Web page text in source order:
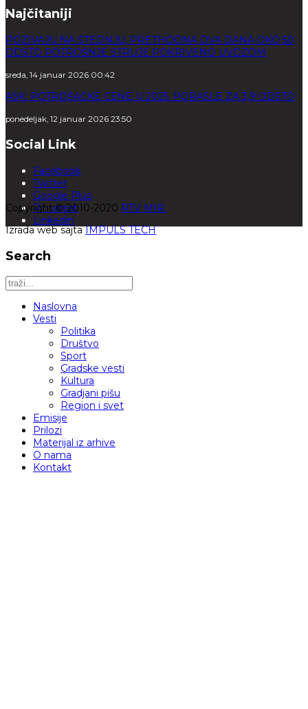
Najčitaniji
POZIVAJU NA ŠTEDNJU, PRETHODNA DVA DANA OKO 50
ODSTO POTROŠNJE STRUJE POKRIVENO UVOZOM
sreda, 14 januar 2026 00:42
ASK: POTROŠAČKE CENE U 2025. PORASLE ZA 3,9 ODSTO
ponedeljak, 12 januar 2026 23:50
Social Link
Facebook
Twitter
Google Plus
Pinterest
Linkedin
Copyright © 2010-2020 RTV MIR.
Izrada web sajtaIMPULS TECH
Search
Naslovna
Vesti
Politika
Društvo
Sport
Gradske vesti
Kultura
Gradjani pišu
Region i svet
Emisije
Prilozi
Materijal iz arhive
O nama
Kontakt